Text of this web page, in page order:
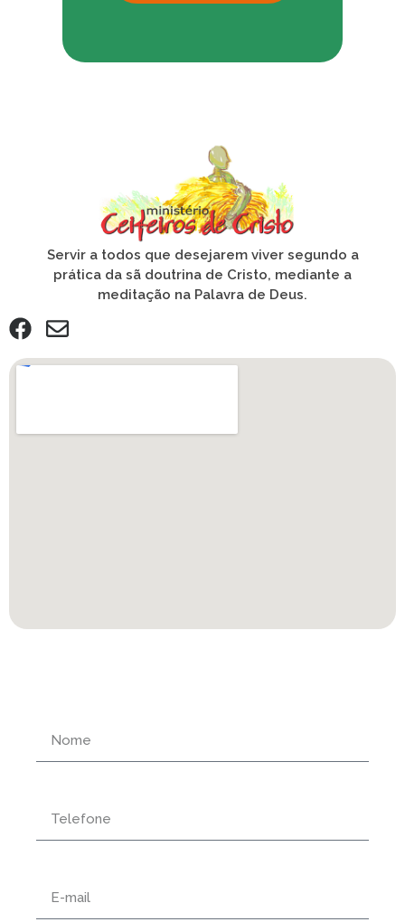
Servir a todos que desejarem viver segundo a
prática da sã doutrina de Cristo, mediante a
meditação na Palavra de Deus.